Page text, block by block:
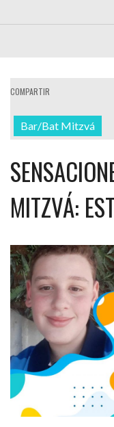
COMPARTIR
Bar/Bat Mitzvá
MITZVÁ: